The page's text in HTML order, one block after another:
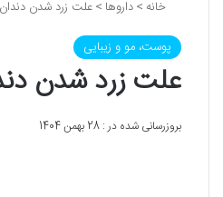
خانه >داروها >علت زرد شدن
پوست، مو و زیبایی
علت زرد شدن
بروزرسانی شده در : 28 بهمن 1404